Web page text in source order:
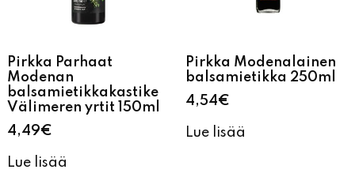
Pirkka Parhaat
Modenan
Välimeren yrtit 150ml
4,49€
Lue lisää
Pirkka Modenalainen
Lue lisää